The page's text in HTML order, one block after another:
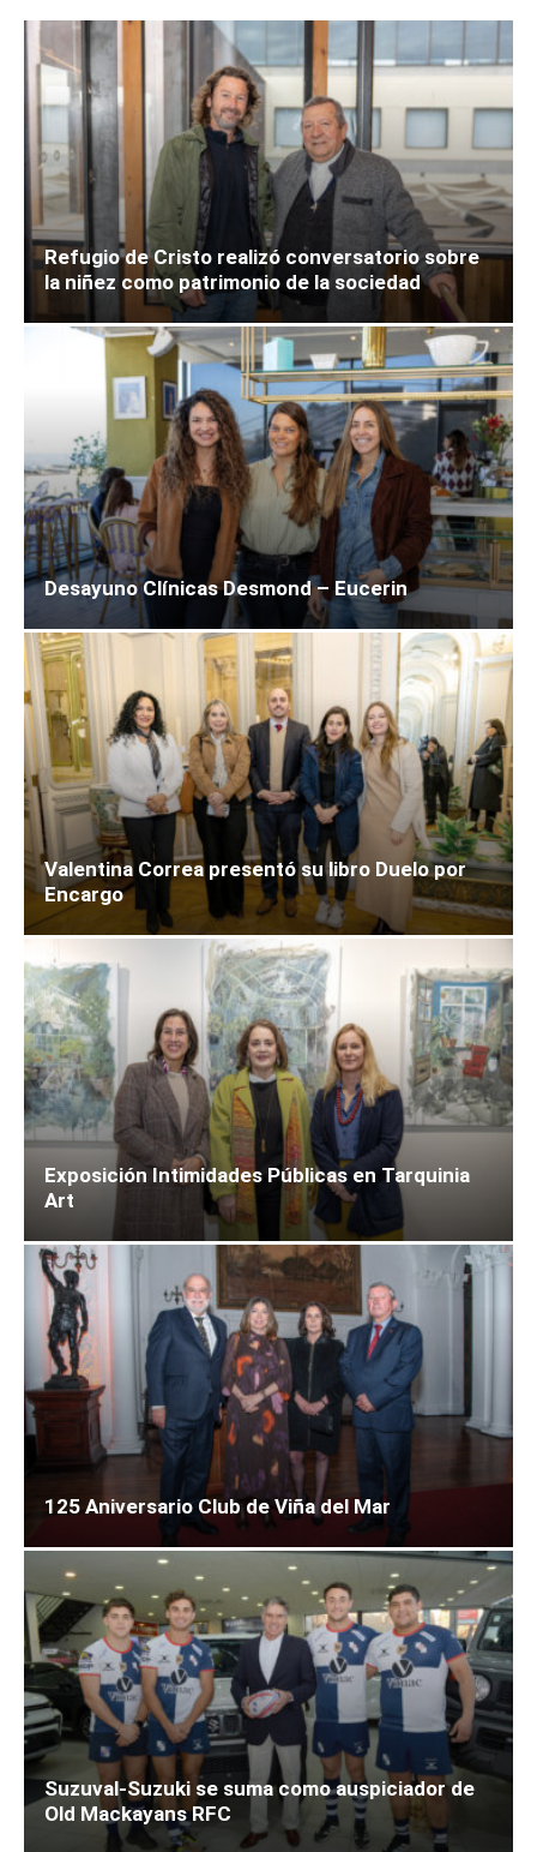
Refugio de Cristo realizó conversatorio sobre
la niñez como patrimonio de la sociedad
Desayuno Clínicas Desmond – Eucerin
Valentina Correa presentó su libro Duelo por
Encargo
Exposición Intimidades Públicas en Tarquinia
Art
125 Aniversario Club de Viña del Mar
Suzuval-Suzuki se suma como auspiciador de
Old Mackayans RFC